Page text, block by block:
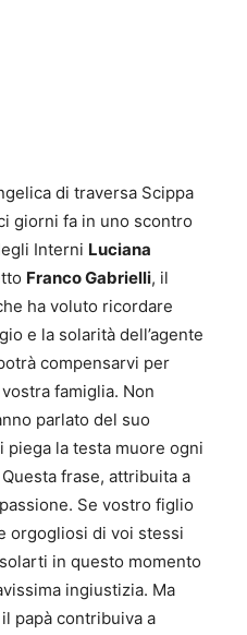
di traversa Scippa
giorni fa in uno scontro
Interni Luciana
Franco Gabrielli, il
ha voluto ricordare
e la solarità dell’agente
compensarvi per
famiglia. Non
parlato del suo
piega la testa muore ogni
frase, attribuita a
Se vostro figlio
orgogliosi di voi stessi
in questo momento
ingiustizia. Ma
papà contribuiva a